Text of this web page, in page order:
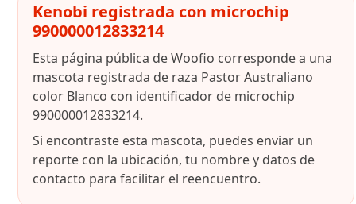
Kenobi registrada con microchip
990000012833214
Esta página pública de Woofio corresponde a una
mascota registrada de raza Pastor Australiano
color Blanco con identificador de microchip
990000012833214.
Si encontraste esta mascota, puedes enviar un
reporte con la ubicación, tu nombre y datos de
contacto para facilitar el reencuentro.